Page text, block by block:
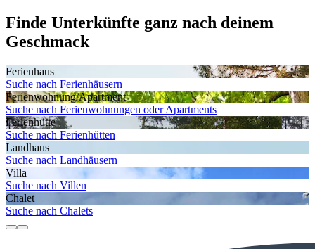
Finde Unterkünfte ganz nach deinem
Geschmack
Ferienhaus
Suche nach Ferienhäusern
Ferienwohnung/Apartment
Suche nach Ferienwohnungen oder Apartments
Ferienhütte
Suche nach Ferienhütten
Landhaus
Suche nach Landhäusern
Villa
Suche nach Villen
Chalet
Suche nach Chalets